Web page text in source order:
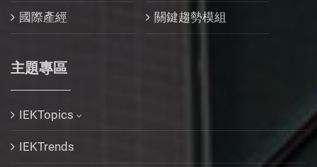
國際產經 關鍵趨勢模組
主題專區
IEKTopics
IEKTrends